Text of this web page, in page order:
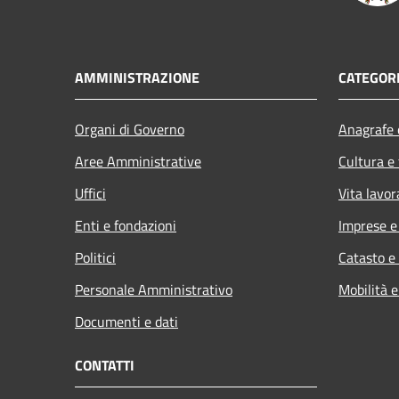
AMMINISTRAZIONE
Organi di Governo
Aree Amministrative
Uffici
Enti e fondazioni
Politici
Personale Amministrativo
Documenti e dati
Cultura
Vita
Imprese
Catasto
Mobilità
CONTATTI